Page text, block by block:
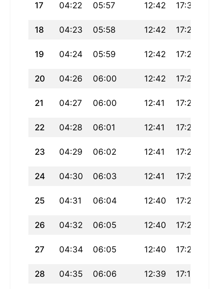
17 04:22 05:57 12:42 17:30
18 04:23 05:58 12:42 17:29
19 04:24 05:59 12:42 17:28
20 04:26 06:00 12:42 17:27
21 04:27 06:00 12:41 17:26
22 04:28 06:01 12:41 17:25
23 04:29 06:02 12:41 17:24
24 04:30 06:03 12:41 17:24
25 04:31 06:04 12:40 17:23
26 04:32 06:05 12:40 17:22
27 04:34 06:05 12:40 17:20
28 04:35 06:06 12:39 17:19